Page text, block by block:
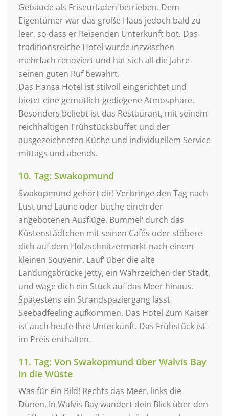
Gebäude als Friseurladen betrieben. Dem
Eigentümer war das große Haus jedoch bald zu
leer, so dass er Reisenden Unterkunft bot. Das
traditionsreiche Hotel wurde inzwischen
mehrfach renoviert und hat sich all die Jahre
seinen guten Ruf bewahrt.
Das Hansa Hotel ist stilvoll eingerichtet und
bietet eine gemütlich-gediegene Atmosphäre.
Besonders beliebt ist das Restaurant, mit seinem
reichhaltigen Frühstücksbuffet und der
ausgezeichneten Küche und individuellem Service
mittags und abends.
10. Tag: Swakopmund
Swakopmund gehört dir! Verbringe den Tag nach
Lust und Laune oder buche einen der
angebotenen Ausflüge. Bummel‘ durch das
Küstenstädtchen mit seinen Cafés oder stöbere
dich auf dem Holzschnitzermarkt nach einem
kleinen Souvenir. Lauf‘ über die alte
Landungsbrücke Jetty, ein Wahrzeichen der Stadt,
und wage dich ein Stück auf das Meer hinaus.
Spätestens ein Strandspaziergang lässt
Seebadfeeling aufkommen. Das Hotel Zum Kaiser
ist auch heute Ihre Unterkunft. Das Frühstück ist
im Preis enthalten.
11. Tag: Von Swakopmund über Walvis Bay
in die Wüste
Was für ein Bild! Rechts das Meer, links die
Dünen. In Walvis Bay wandert dein Blick über den